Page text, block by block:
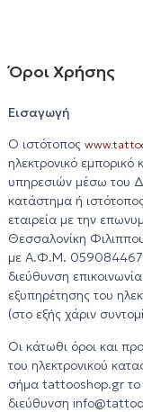
Όροι Χρήσης
Εισαγωγή
O ιστότοπος
ηλεκτρονικό
υπηρεσιών μέσω του
κατάστημα ή
εταιρεία με την
Θεσσαλονίκη
με Α.Φ.Μ. 059084467
διεύθυνση
εξυπηρέτησης του
(στο εξής χάριν
Οι κάτωθι όροι και
του ηλεκτρονικού
σήμα tattooshop.gr το
διεύθυνση